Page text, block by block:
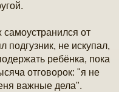
от
подгузник, не искупал,
ребёнка, пока
отговорок: "я не
важные дела".